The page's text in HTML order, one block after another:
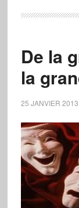
De la
la
25 JANVIER 2013